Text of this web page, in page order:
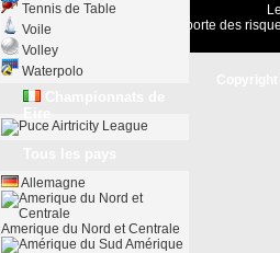
Tennis de Table
Voile
Volley
Waterpolo
Airtricity League
Allemagne
Amerique du Nord et Centrale
Amérique
Jouer comporte des